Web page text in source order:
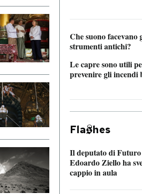
Che suono facevano
strumenti antichi?
Le capre sono utili
prevenire gli incendi
Fla hes
Il deputato di
Edoardo Ziello ha
cappio in aula